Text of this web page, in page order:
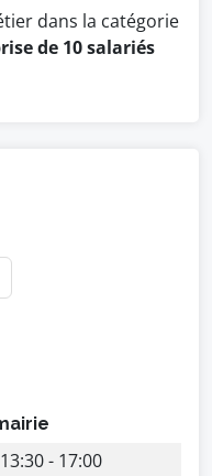
dans la catégorie
de 10 salariés
- 17:00